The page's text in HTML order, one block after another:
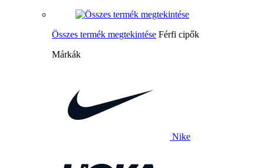
Összes termék megtekintése Férfi cipők
Márkák
Nike